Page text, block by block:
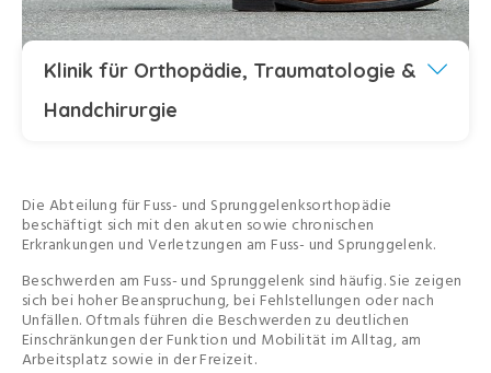
Klinik für Orthopädie, Traumatologie &
Handchirurgie
Die Abteilung für Fuss- und Sprunggelenksorthopädie
beschäftigt sich mit den akuten sowie chronischen
Erkrankungen und Verletzungen am Fuss- und Sprunggelenk.
Beschwerden am Fuss- und Sprunggelenk sind häufig. Sie zeigen
sich bei hoher Beanspruchung, bei Fehlstellungen oder nach
Unfällen. Oftmals führen die Beschwerden zu deutlichen
Einschränkungen der Funktion und Mobilität im Alltag, am
Arbeitsplatz sowie in der Freizeit.